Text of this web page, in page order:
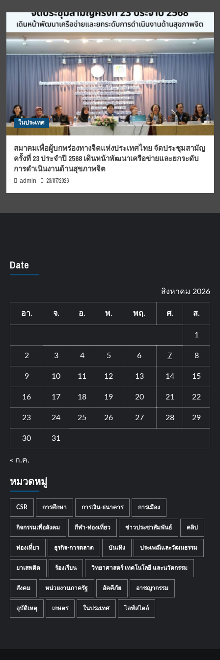
ในประเทศ
สมาคมเพื่อผู้บกพร่องทางจิตแห่งประเทศไทย จัดประชุมสามัญ
ครั้งที่ 23 ประจำปี 2568 เดินหน้าพัฒนาเครือข่ายและยกระดับ
การดำเนินงานด้านสุขภาพจิต
admin 23/07/2026
Date
สิงหาคม 2026
อา. จ. อ. พ. พฤ. ศ. ส.
1
2 3 4 5 6 7 8
9 10 11 12 13 14 15
16 17 18 19 20 21 22
23 24 25 26 27 28 29
30 31
« ก.ค.
หมวดหมู่
CSR การศึกษา การเงิน-ธนาคาร การเมือง
กิจกรรมเพื่อสังคม กีฬา-ท่องเที่ยว ข่าวประชาสัมพันธ์ คลิป
ท่องเที่ยว ธุรกิจ-การตลาด บันเทิง ประเพณีและวัฒนธรรม
ยาเสพติด ร้องเรียน วิทยาศาสตร์ เทคโนโลยี และนวัตกรรม
สังคม หน่วยงานภาครัฐ อัคคีภัย อาชญากรรม
อุบัติเหตุ เกษตร ในประเทศ ไลฟ์สไตล์